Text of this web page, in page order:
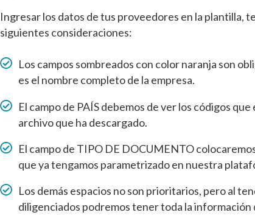
Ingresar los datos de tus proveedores en la plantilla,
siguientes consideraciones:
Los campos sombreados con color naranja son
es el nombre completo de la empresa.
El campo de PAÍS debemos de ver los códigos
archivo que ha descargado.
El campo de TIPO DE DOCUMENTO
que ya tengamos parametrizado en nuestra
Los demás espacios no son prioritarios, pero al
diligenciados podremos tener toda la información